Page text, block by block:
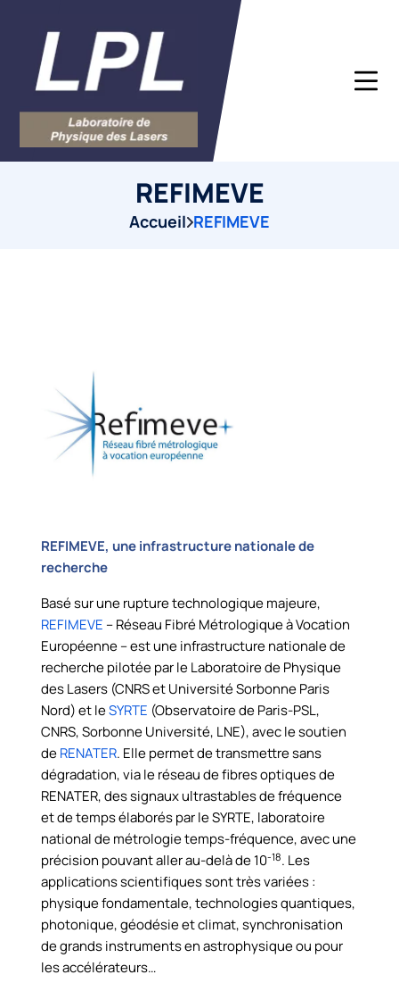
REFIMEVE
Accueil REFIMEVE
REFIMEVE, une infrastructure nationale de
recherche
Basé sur une rupture technologique majeure,
REFIMEVE – Réseau Fibré Métrologique à Vocation
Européenne – est une infrastructure nationale de
recherche pilotée par le Laboratoire de Physique
des Lasers (CNRS et Université Sorbonne Paris
Nord) et leSYRTE (Observatoire de Paris-PSL,
CNRS, Sorbonne Université, LNE), avec le soutien
deRENATER. Elle permet de transmettre sans
dégradation, via le réseau de fibres optiques de
RENATER, des signaux ultrastables de fréquence
et de temps élaborés par le SYRTE, laboratoire
national de métrologie temps-fréquence, avec une
précision pouvant aller au-delà de 10-18. Les
applications scientifiques sont très variées :
physique fondamentale, technologies quantiques,
photonique, géodésie et climat, synchronisation
de grands instruments en astrophysique ou pour
les accélérateurs…